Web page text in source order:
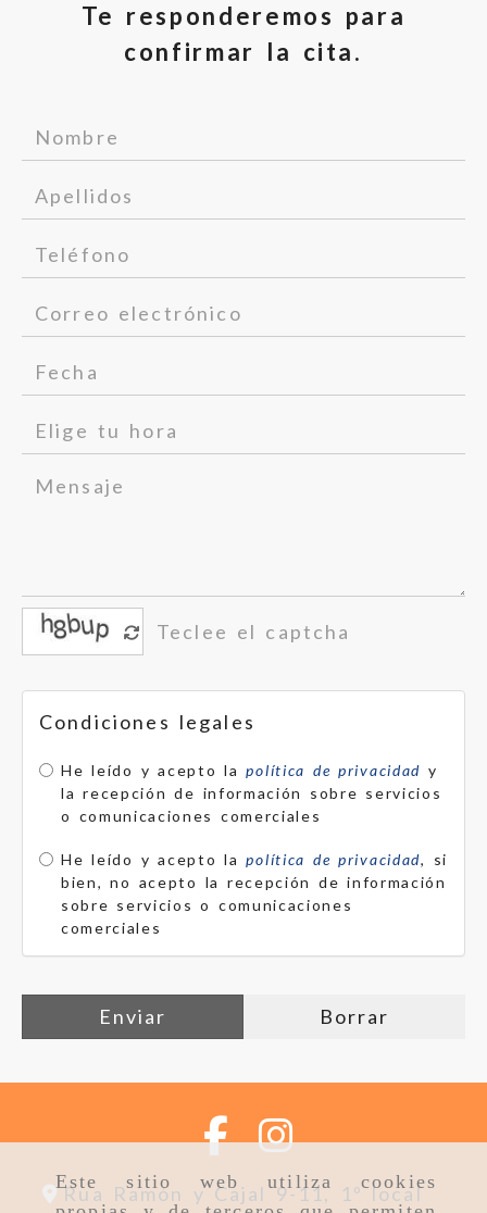
Este sitio web utiliza cookies
Te responderemos para
confirmar la cita.
Condiciones legales
He leído y acepto lapolítica de privacidad y
la recepción de información sobre servicios
o comunicaciones comerciales
He leído y acepto lapolítica de privacidad, si
bien, no acepto la recepción de información
sobre servicios o comunicaciones
comerciales
Enviar Borrar
Rua Ramón y Cajal 9-11, 1º local